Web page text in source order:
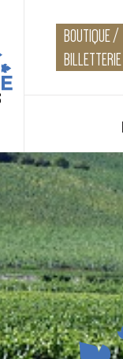
BOUTIQUE /
BILLETTERIE